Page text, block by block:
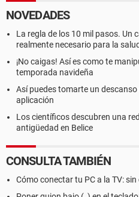
NOVEDADES
La regla de los 10 mil pasos. Un
realmente necesario para la salud
¡No caigas! Así es como te
temporada navideña
Así puedes tomarte un
aplicación
Los científicos descubren una
antigüedad en Belice
CONSULTA TAMBIÉN
Cómo conectar tu PC a la TV: